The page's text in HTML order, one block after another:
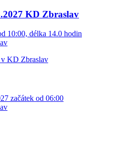
KD Zbraslav
10:00, délka 14.0 hodin
v KD Zbraslav
začátek od 06:00